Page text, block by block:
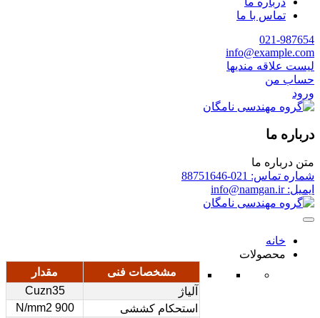
تماس با ما
021-987654
info@example.com
لیست علاقه مندیها
حساب من
ورود
درباره ما
متن درباره ما
شماره تماس: 021-88751646
ایمیل: info@namgan.ir
خانه
محصولات
مشخصات فنی
مقدار
آلیاژ
Cuzn35
استحکام کششی
900 N/mm2